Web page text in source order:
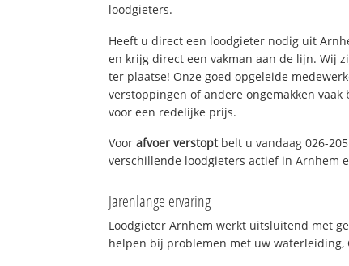
loodgieters.
Heeft u direct een loodgieter nodig uit
en krijg direct een vakman aan de lijn. Wij
ter plaatse! Onze goed opgeleide
verstoppingen of andere ongemakken
voor een redelijke prijs.
Voorafvoer verstoptbelt u vandaag 026-
verschillende loodgieters actief in Arnhem
Jarenlange ervaring
Loodgieter Arnhem werkt uitsluitend met
helpen bij problemen met uw waterleiding,